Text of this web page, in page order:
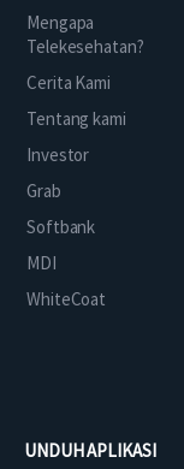
Mengapa
Telekesehatan?
Cerita Kami
Tentang kami
Investor
Grab
Softbank
MDI
WhiteCoat
UNDUH APLIKASI